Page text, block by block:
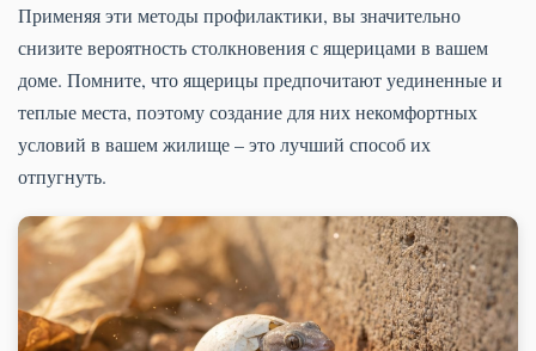
Применяя эти методы профилактики, вы значительно
снизите вероятность столкновения с ящерицами в вашем
доме. Помните, что ящерицы предпочитают уединенные и
теплые места, поэтому создание для них некомфортных
условий в вашем жилище – это лучший способ их
отпугнуть.